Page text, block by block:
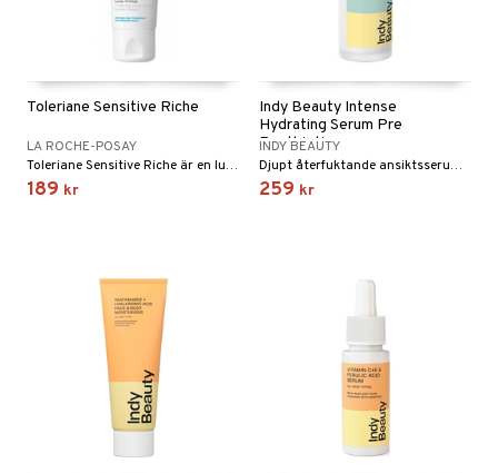
Toleriane Sensitive Riche
LA ROCHE-POSAY
Toleriane Sensitive Riche är en lugnande och fuktgivande creme till ansiktet. Rik krämig konsistens, utvecklad för torr och känslig hud. Med thermalskt källvatten från La Roche-Posay.
189 kr
Indy Beauty Intense
Hydrating Serum Pre
Postbiotic
INDY BEAUTY
Djupt återfuktande ansiktsserum från Indy Beauty
259 kr